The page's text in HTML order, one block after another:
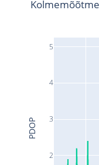
2
3
4
5
PDOP